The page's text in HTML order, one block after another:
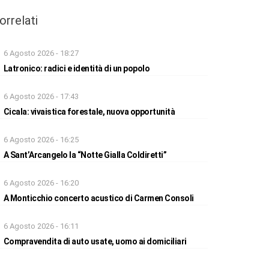
6 Agosto 2026 - 18:27
Latronico: radici e identità di un popolo
6 Agosto 2026 - 17:43
Cicala: vivaistica forestale, nuova opportunità
6 Agosto 2026 - 16:25
A Sant’Arcangelo la “Notte Gialla Coldiretti”
6 Agosto 2026 - 16:20
A Monticchio concerto acustico di Carmen Consoli
6 Agosto 2026 - 16:11
Compravendita di auto usate, uomo ai domiciliari